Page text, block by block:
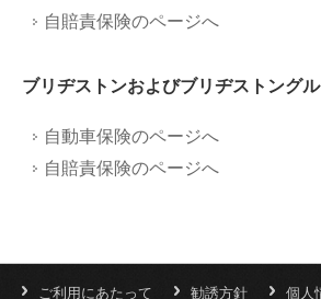
自賠責保険のページへ
ブリヂストンおよびブリヂストング
自動車保険のページへ
自賠責保険のページへ
ご利用にあたって 勧誘方針 個人